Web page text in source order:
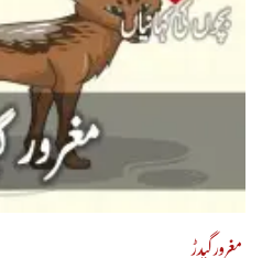
مغرور گیدڑ